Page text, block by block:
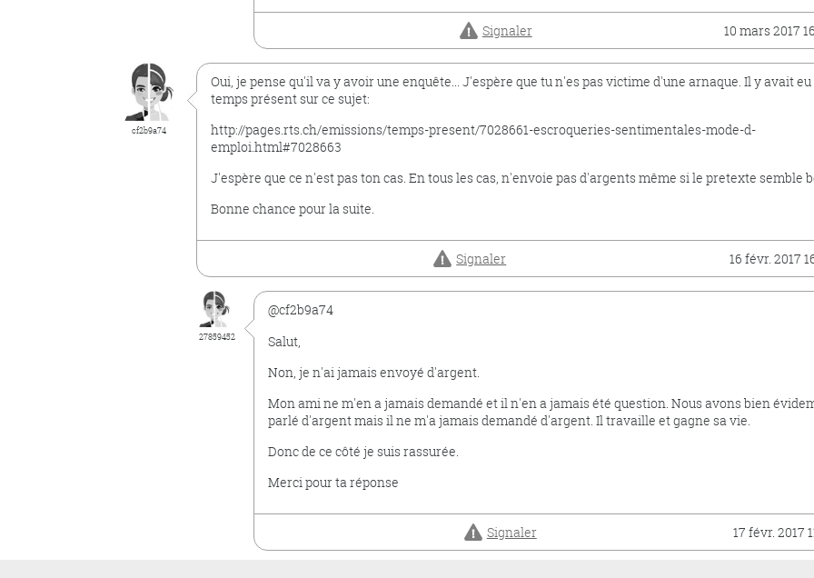
10 mars 2017
Signaler
cf2b9a74
Oui, je pense qu'il va y avoir une enquête... J'espère que tu n'es pas victime d'une arnaque. Il y avait
temps présent sur ce sujet:
http://pages.rts.ch/emissions/temps-present/7028661-escroqueries-sentimentales-mode-d-
emploi.html#7028663
J'espère que ce n'est pas ton cas. En tous les cas, n'envoie pas d'argents même si le pretexte semble
Bonne chance pour la suite.
16 févr. 2017
Signaler
27859452
@cf2b9a74
Salut,
Non, je n'ai jamais envoyé d'argent.
Mon ami ne m'en a jamais demandé et il n'en a jamais été question. Nous avons bien
parlé d'argent mais il ne m'a jamais demandé d'argent. Il travaille et gagne sa vie.
Donc de ce côté je suis rassurée.
Merci pour ta réponse
17 févr. 2017
Signaler